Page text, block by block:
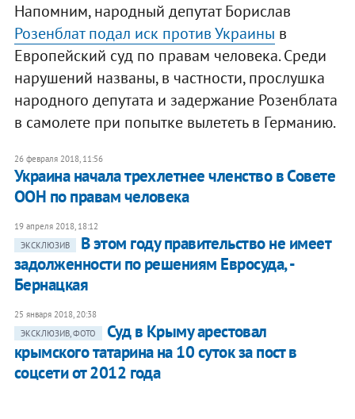
Напомним, народный депутат Борислав
Розенблат подал иск против Украины в
Европейский суд по правам человека. Среди
нарушений названы, в частности, прослушка
народного депутата и задержание Розенблата
в самолете при попытке вылететь в Германию.
26 февраля 2018, 11:56
Украина начала трехлетнее членство в Совете
ООН по правам человека
19 апреля 2018, 18:12
ЭКСКЛЮЗИВ
В этом году правительство не имеет
задолженности по решениям Евросуда, -
Бернацкая
25 января 2018, 20:38
ЭКСКЛЮЗИВ, ФОТО
Суд в Крыму арестовал
крымского татарина на 10 суток за пост в
соцсети от 2012 года